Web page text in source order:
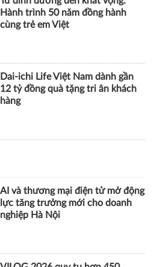
Đất khỏe, cây khỏe, người nông
dân thêm niềm tin
Từ dinh dưỡng đến khát vọng:
Hành trình 50 năm đồng hành
cùng trẻ em Việt